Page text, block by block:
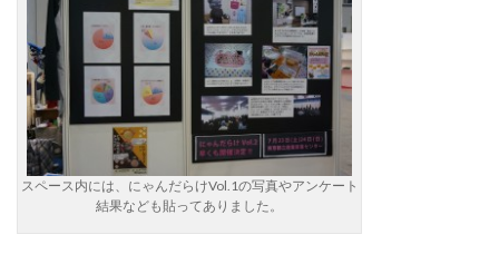
スペース内には、にゃんだらけVol.1の写真やアンケート
結果なども貼ってありました。